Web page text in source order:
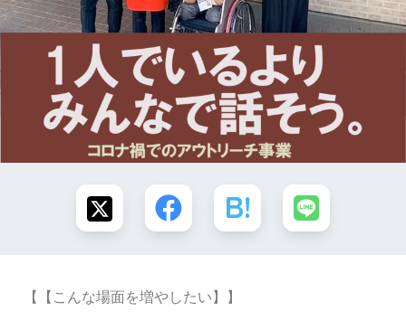
【【こんな場面を増やしたい】】